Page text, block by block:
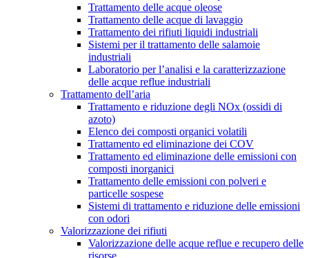
Trattamento delle acque oleose
Trattamento delle acque di lavaggio
Trattamento dei rifiuti liquidi industriali
Sistemi per il trattamento delle salamoie
industriali
Laboratorio per l’analisi e la caratterizzazione
delle acque reflue industriali
Trattamento dell’aria
Trattamento e riduzione degli NOx (ossidi di
azoto)
Elenco dei composti organici volatili
Trattamento ed eliminazione dei COV
Trattamento ed eliminazione delle emissioni con
composti inorganici
Trattamento delle emissioni con polveri e
particelle sospese
Sistemi di trattamento e riduzione delle emissioni
con odori
Valorizzazione dei rifiuti
Valorizzazione delle acque reflue e recupero delle
risorse